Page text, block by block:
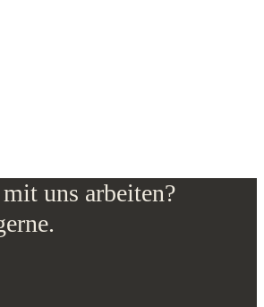
uns arbeiten?